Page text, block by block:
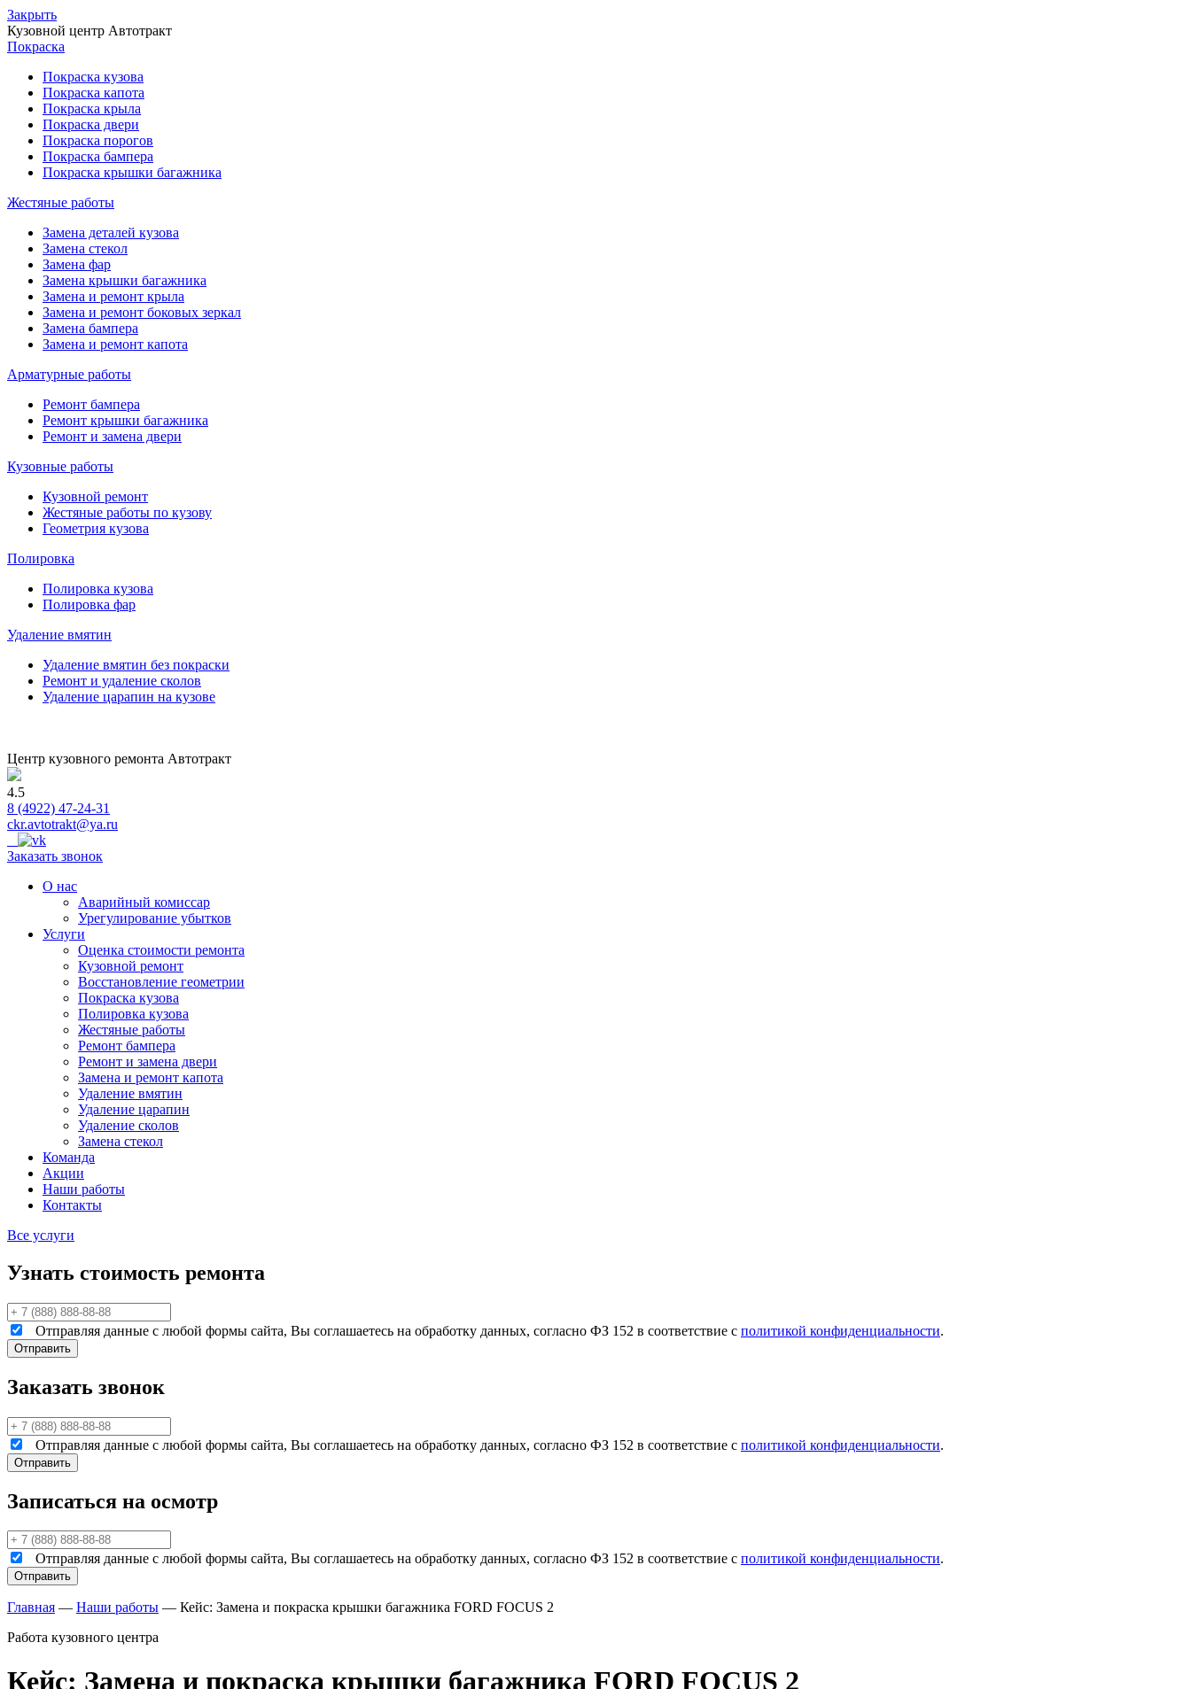
Закрыть
Кузовной центр Автотракт
Покраска
Покраска кузова
Покраска капота
Покраска крыла
Покраска двери
Покраска порогов
Покраска бампера
Покраска крышки багажника
Жестяные работы
Замена деталей кузова
Замена стекол
Замена фар
Замена крышки багажника
Замена и ремонт крыла
Замена и ремонт боковых зеркал
Замена бампера
Замена и ремонт капота
Арматурные работы
Ремонт бампера
Ремонт крышки багажника
Ремонт и замена двери
Кузовные работы
Кузовной ремонт
Жестяные работы по кузову
Геометрия кузова
Полировка
Полировка кузова
Полировка фар
Удаление вмятин
Удаление вмятин без покраски
Ремонт и удаление сколов
Удаление царапин на кузове
Центр кузовного ремонта Автотракт
4.5
8 (4922) 47-24-31
ckr.avtotrakt@ya.ru
Заказать звонок
О нас
Аварийный комиссар
Урегулирование убытков
Услуги
Оценка стоимости ремонта
Кузовной ремонт
Восстановление геометрии
Покраска кузова
Полировка кузова
Жестяные работы
Ремонт бампера
Ремонт и замена двери
Замена и ремонт капота
Удаление вмятин
Удаление царапин
Удаление сколов
Замена стекол
Команда
Акции
Наши работы
Контакты
Все услуги
Узнать стоимость ремонта
Отправляя данные с любой формы сайта, Вы соглашаетесь на обработку данных, согласно ФЗ 152 в соответствие с политикой конфиденциальности.
Заказать звонок
Отправляя данные с любой формы сайта, Вы соглашаетесь на обработку данных, согласно ФЗ 152 в соответствие с политикой конфиденциальности.
Записаться на осмотр
Отправляя данные с любой формы сайта, Вы соглашаетесь на обработку данных, согласно ФЗ 152 в соответствие с политикой конфиденциальности.
Главная — Наши работы — Кейс: Замена и покраска крышки багажника FORD FOCUS 2
Работа кузовного центра
Кейс: Замена и покраска крышки багажника FORD FOCUS 2